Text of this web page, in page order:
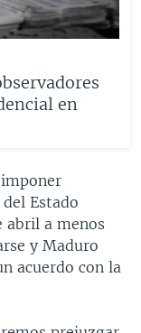
en
Estado
abril a menos
y Maduro
acuerdo con la